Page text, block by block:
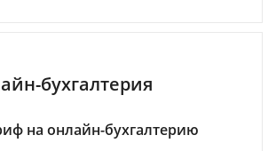
бухгалтерия
на онлайн-бухгалтерию